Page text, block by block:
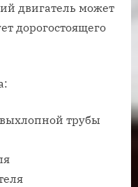
двигатель может
дорогостоящего
трубы